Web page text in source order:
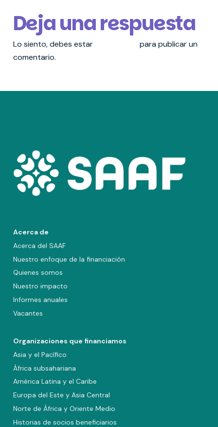
Deja una respuesta
Lo siento, debes estar
para publicar un
comentario.
Acerca de
Acerca del SAAF
Nuestro enfoque de la financiación
Quienes somos
Nuestro impacto
Informes anuales
Vacantes
Organizaciones que financiamos
Asia y el Pacífico
África subsahariana
América Latina y el Caribe
Europa del Este y Asia Central
Norte de África y Oriente Medio
Historias de socios beneficiarios